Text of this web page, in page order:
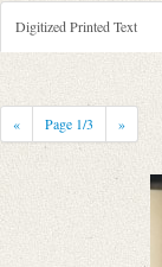
Place of
Place of
Notations:
Printed Text
Bibliography:
Sie koennen
Digitized Printed Text
« Page 1/3 »